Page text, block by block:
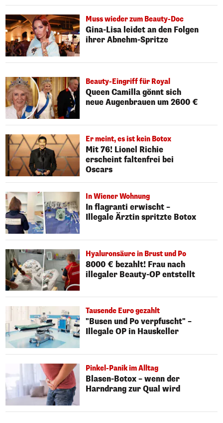
Muss wieder zum Beauty-Doc
Gina-Lisa leidet an den Folgen
ihrer Abnehm-Spritze
Beauty-Eingriff für Royal
Queen Camilla gönnt sich
neue Augenbrauen um 2600 €
Er meint, es ist kein Botox
Mit 76! Lionel Richie
erscheint faltenfrei bei
Oscars
In Wiener Wohnung
In flagranti erwischt –
Illegale Ärztin spritzte Botox
Hyaluronsäure in Brust und Po
8000 € bezahlt! Frau nach
illegaler Beauty-OP entstellt
Tausende Euro gezahlt
"Busen und Po verpfuscht" –
Illegale OP in Hauskeller
Pinkel-Panik im Alltag
Blasen-Botox – wenn der
Harndrang zur Qual wird